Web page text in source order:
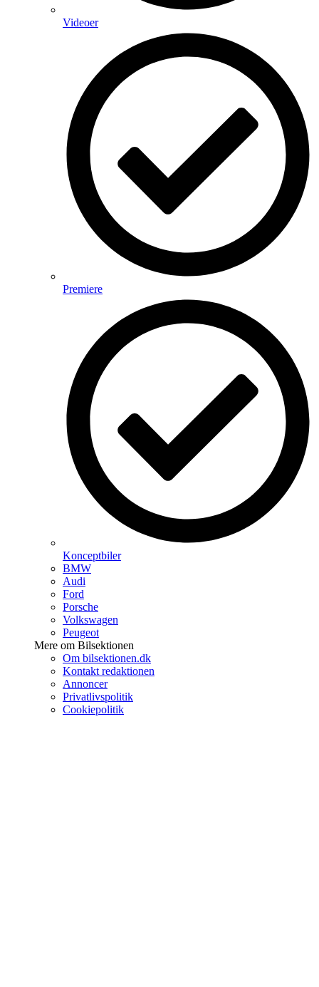
Videoer
Premiere
Konceptbiler
BMW
Audi
Ford
Porsche
Volkswagen
Peugeot
Mere om Bilsektionen
Om bilsektionen.dk
Kontakt redaktionen
Annoncer
Privatlivspolitik
Cookiepolitik